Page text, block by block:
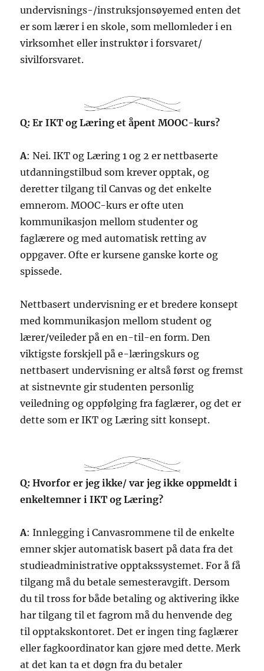
undervisnings-/instruksjonsøyemed enten det
er som lærer i en skole, som mellomleder i en
virksomhet eller instruktør i forsvaret/
sivilforsvaret.
Q: Er IKT og Læring et åpent MOOC-kurs?
A: Nei. IKT og Læring 1 og 2 er nettbaserte
utdanningstilbud som krever opptak, og
deretter tilgang til Canvas og det enkelte
emnerom. MOOC-kurs er ofte uten
kommunikasjon mellom studenter og
faglærere og med automatisk retting av
oppgaver. Ofte er kursene ganske korte og
spissede.
Nettbasert undervisning er et bredere konsept
med kommunikasjon mellom student og
lærer/veileder på en en-til-en form. Den
viktigste forskjell på e-læringskurs og
nettbasert undervisning er altså først og fremst
at sistnevnte gir studenten personlig
veiledning og oppfølging fra faglærer, og det er
dette som er IKT og Læring sitt konsept.
Q: Hvorfor er jeg ikke/ var jeg ikke oppmeldt i
enkeltemner i IKT og Læring?
A: Innlegging i Canvasrommene til de enkelte
emner skjer automatisk basert på data fra det
studieadministrative opptakssystemet. For å få
tilgang må du betale semesteravgift. Dersom
du til tross for både betaling og aktivering ikke
har tilgang til et fagrom må du henvende deg
til opptakskontoret. Det er ingen ting faglærer
eller fagkoordinator kan gjøre med dette. Merk
at det kan ta et døgn fra du betaler